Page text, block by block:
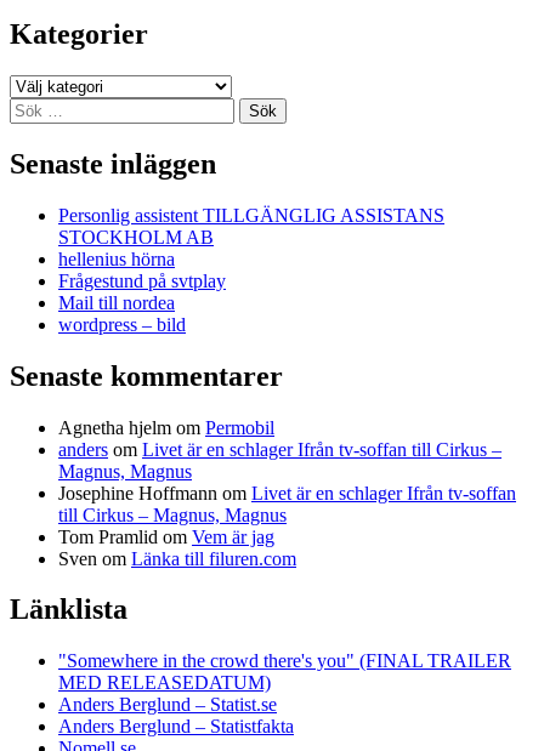
Kategorier
Kategorier
Sök
efter:
Senaste inläggen
Personlig assistent TILLGÄNGLIG ASSISTANS
STOCKHOLM AB
hellenius hörna
Frågestund på svtplay
Mail till nordea
wordpress – bild
Senaste kommentarer
Agnetha hjelm om Permobil
anders om Livet är en schlager Ifrån tv-soffan till Cirkus –
Magnus, Magnus
Josephine Hoffmann om Livet är en schlager Ifrån tv-soffan
till Cirkus – Magnus, Magnus
Tom Pramlid om Vem är jag
Sven om Länka till filuren.com
Länklista
"Somewhere in the crowd there's you" (FINAL TRAILER
MED RELEASEDATUM)
Anders Berglund – Statist.se
Anders Berglund – Statistfakta